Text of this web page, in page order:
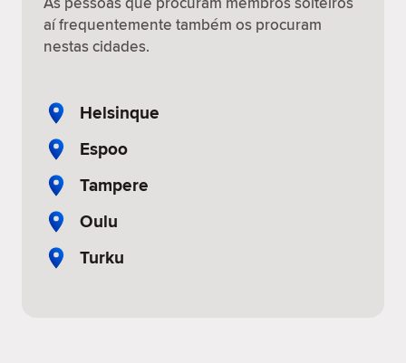
aí frequentemente também os procuram
nestas cidades.
Helsinque
Espoo
Tampere
Oulu
Turku